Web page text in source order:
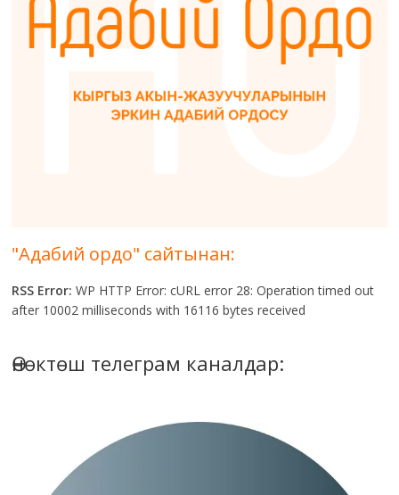
"Адабий ордо" сайтынан:
RSS Error: WP HTTP Error: cURL error 28: Operation timed out
after 10002 milliseconds with 16116 bytes received
Өнөктөш телеграм каналдар: